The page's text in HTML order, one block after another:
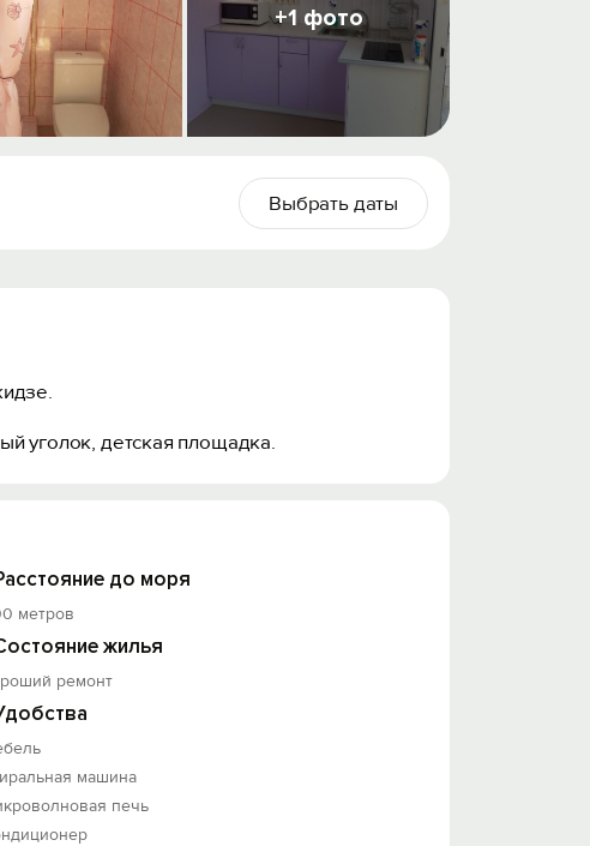
+1 фото
Выбрать даты
уголок, детская площадка.
до моря
метров
жилья
ремонт
машина
печь